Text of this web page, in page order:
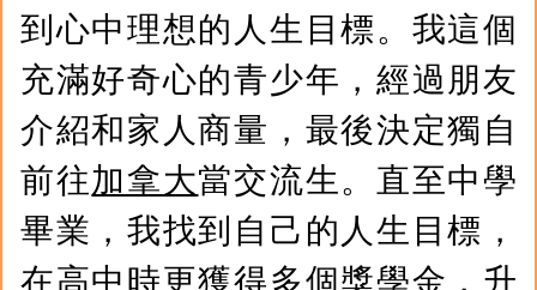
到心中理想的人生目標。我這個
充滿好奇心的青少年，經過朋友
介紹和家人商量，最後決定獨自
前往加拿大當交流生。直至中學
畢業，我找到自己的人生目標，
在高中時更獲得多個獎學金，升